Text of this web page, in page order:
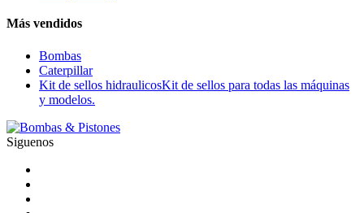
Más vendidos
Bombas
Caterpillar
Kit de sellos hidraulicosKit de sellos para todas las máquinas
y modelos.
Siguenos